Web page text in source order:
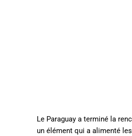
Le Paraguay a terminé la
un élément qui a alimenté